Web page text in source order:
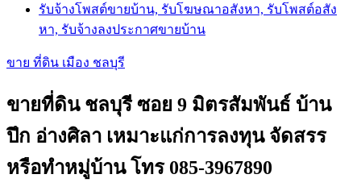
รับจ้างโพสต์ขายบ้าน, รับโฆษณาอสังหา, รับโพสต์อสัง
หา, รับจ้างลงประกาศขายบ้าน
ขาย ที่ดิน เมือง ชลบุรี
ขายที่ดิน ชลบุรี ซอย 9 มิตรสัมพันธ์ บ้าน
ปึก อ่างศิลา เหมาะแก่การลงทุน จัดสรร
หรือทำหมู่บ้าน โทร 085-3967890